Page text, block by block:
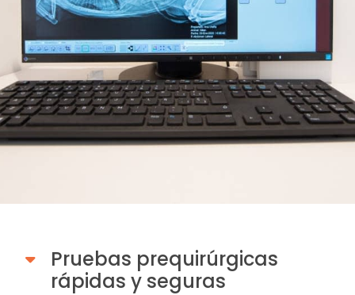
Pruebas prequirúrgicas
rápidas y seguras